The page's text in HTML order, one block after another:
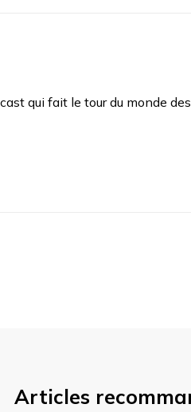
qui fait le tour du monde
Articles